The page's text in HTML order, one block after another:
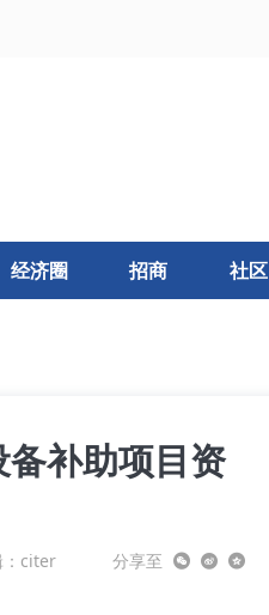
经济圈 招商 社区
补助项目资
：citer 分享至